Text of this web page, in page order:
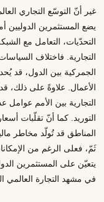
غير أنّ التوسّع التجاري
يضع المستثمرين الدوليين
التحدّيات، التعامل مع
التجارية. فاختلاف
الجمركية بين الدول، قد
الأعمال. علاوةً على ذلك،
التجارية بين الأمم عوامل
التوريد. كما أنّ تقلّبات
المناطق قد تُولّد مخاطر
ثَمّ، فعلى الرغم من
يتعيّن على المستثمرين
في مشهد التجارة العالمي